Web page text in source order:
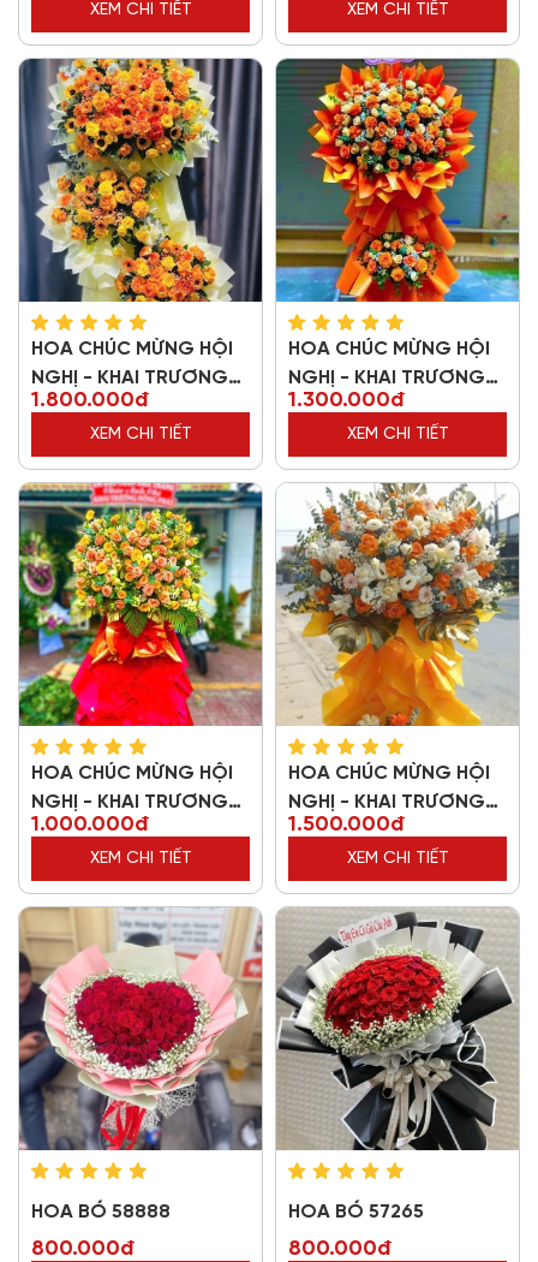
XEM CHI TIẾT XEM CHI TIẾT
HOA CHÚC MỪNG HỘI
NGHỊ - KHAI TRƯƠNG
61545
1.800.000đ
XEM CHI TIẾT
HOA CHÚC MỪNG HỘI
NGHỊ - KHAI TRƯƠNG
63094
1.300.000đ
XEM CHI TIẾT
HOA CHÚC MỪNG HỘI
NGHỊ - KHAI TRƯƠNG
69743
1.000.000đ
XEM CHI TIẾT
HOA CHÚC MỪNG HỘI
NGHỊ - KHAI TRƯƠNG
89610
1.500.000đ
XEM CHI TIẾT
HOA BÓ 58888
800.000đ
HOA BÓ 57265
800.000đ